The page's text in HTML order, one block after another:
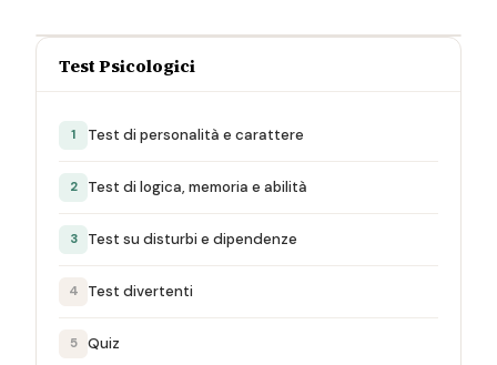
Test Psicologici
1 Test di personalità e carattere
2 Test di logica, memoria e abilità
3 Test su disturbi e dipendenze
4 Test divertenti
5 Quiz